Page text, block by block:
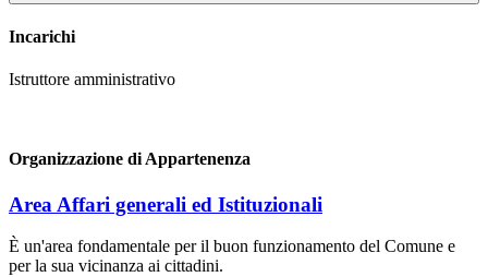
Incarichi
Istruttore amministrativo
Organizzazione di Appartenenza
Area Affari generali ed Istituzionali
È un'area fondamentale per il buon funzionamento del Comune e
per la sua vicinanza ai cittadini.